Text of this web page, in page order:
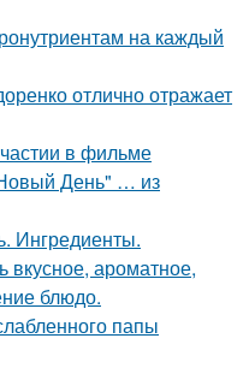
на каждый
отлично отражает
в фильме
День" … из
Ингредиенты.
вкусное, ароматное,
блюдо.
папы